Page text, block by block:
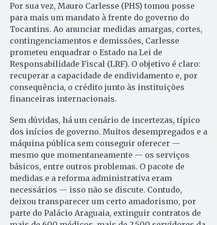
Por sua vez, Mauro Carlesse (PHS) tomou posse
para mais um mandato à frente do governo do
Tocantins. Ao anunciar medidas amargas, cortes,
contingenciamentos e demissões, Carlesse
prometeu enquadrar o Estado na Lei de
Responsabilidade Fiscal (LRF). O objetivo é claro:
recuperar a capacidade de endividamento e, por
consequência, o crédito junto às instituições
financeiras internacionais.
Sem dúvidas, há um cenário de incertezas, típico
dos inícios de governo. Muitos desempregados e a
máquina pública sem conseguir oferecer —
mesmo que momentaneamente — os serviços
básicos, entre outros problemas. O pacote de
medidas e a reforma administrativa eram
necessários — isso não se discute. Contudo,
deixou transparecer um certo amadorismo, por
parte do Palácio Araguaia, extinguir contratos de